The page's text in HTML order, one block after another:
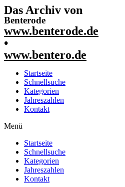
Das Archiv von
Benterode
www.benterode.de
•
www.bentero.de
Startseite
Schnellsuche
Kategorien
Jahreszahlen
Kontakt
Menü
Startseite
Schnellsuche
Kategorien
Jahreszahlen
Kontakt